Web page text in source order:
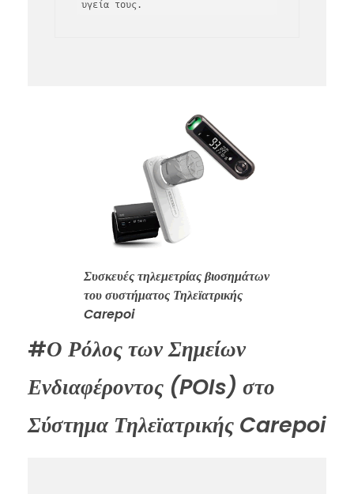
υγεία τους.
Συσκευές τηλεμετρίας βιοσημάτων
του συστήματος Τηλεϊατρικής
Carepoi
#Ο Ρόλος των Σημείων
Ενδιαφέροντος (POIs) στο
Σύστημα Τηλεϊατρικής Carepoi